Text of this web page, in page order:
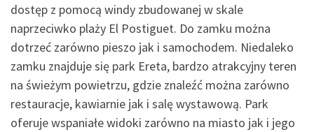
dostęp z pomocą windy zbudowanej w skale
naprzeciwko plaży El Postiguet. Do zamku można
dotrzeć zarówno pieszo jak i samochodem. Niedaleko
zamku znajduje się park Ereta, bardzo atrakcyjny teren
na świeżym powietrzu, gdzie znaleźć można zarówno
restauracje, kawiarnie jak i salę wystawową. Park
oferuje wspaniałe widoki zarówno na miasto jak i jego